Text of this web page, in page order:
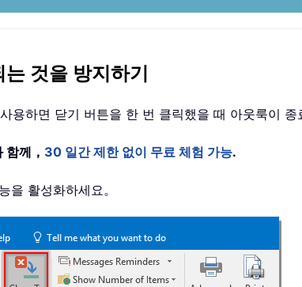
것을 방지하기
하면 닫기 버튼을 한 번 클릭했을 때 아웃룩이 종
께， 30 일간 제한 없이 무료 체험 가능.
을 활성화하세요。